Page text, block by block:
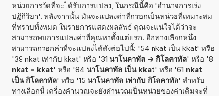
หน่วยการวัดที่จะได้รับการแปลง, ในกรณีนี้คือ 'อำนาจการเร่ง
ปฏิกิริยา'. หลังจากนั้น มันจะแปลงค่าที่กรอกเป็นหน่วยที่เหมาะสม
ที่ทราบทั้งหมด ในรายการแสดงผลลัพธ์ คุณจะแน่ใจได้ว่าจะ
สามารถพบการแปลงค่าที่คุณหาตั้งแต่แรก. อีกทางเลือกหนึ่ง
สามารถกรอกค่าที่จะแปลงได้ดังต่อไปนี้: '54 nkat เป็น kkat' หรือ
'39 nkat เท่ากับ kkat' หรือ '31 นาโนคาทัล -> กิโลคาทัล' หรือ '8
nkat = kkat' หรือ '84 นาโนคาทัล เป็น kkat' หรือ '61 nkat
เป็น กิโลคาทัล' หรือ '15 นาโนคาทัล เท่ากับ กิโลคาทัล' สำหรับ
ทางเลือกนี้ เครื่องคำนวณจะยังคำนวณเป็นหน่วยของค่าเดิมจะที่